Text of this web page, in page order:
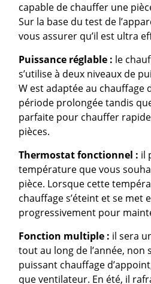
capable de chauffer une
Sur la base du test de
vous assurer qu’il est ultra
Puissance réglable : le
s’utilise à deux niveaux de
W est adaptée au chauffage
période prolongée tandis
parfaite pour chauffer
pièces.
Thermostat fonctionnel : il
température que vous
pièce. Lorsque cette
chauffage s’éteint et se met
progressivement pour
Fonction multiple : il sera
tout au long de l’année,
puissant chauffage
que ventilateur. En été, il